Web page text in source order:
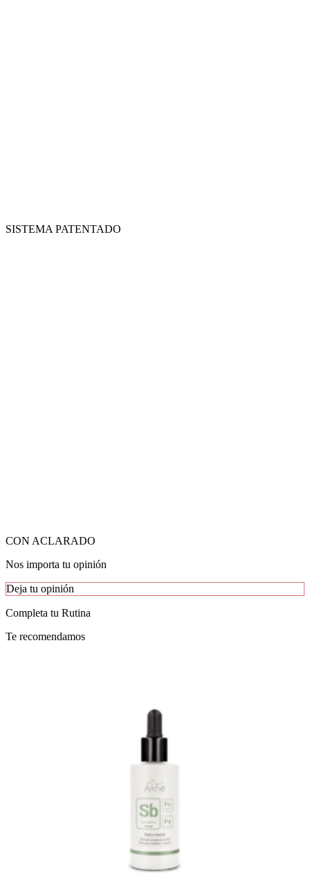
SISTEMA PATENTADO
CON ACLARADO
Nos importa tu opinión
Deja tu opinión
Completa tu Rutina
Te recomendamos